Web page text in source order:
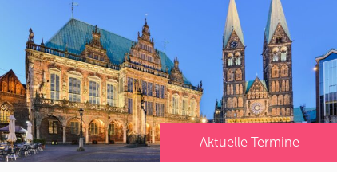
Aktuelle Termine